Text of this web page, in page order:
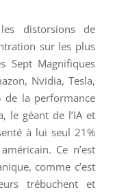
distorsions de
sur les plus
Sept Magnifiques
Nvidia, Tesla,
la performance
le géant de l’IA et
à lui seul 21%
Ce n’est
comme c’est
trébuchent et